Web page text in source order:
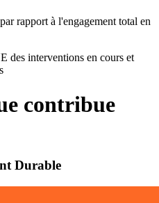
rapport à l'engagement total en
des interventions en cours et
contribue
Durable